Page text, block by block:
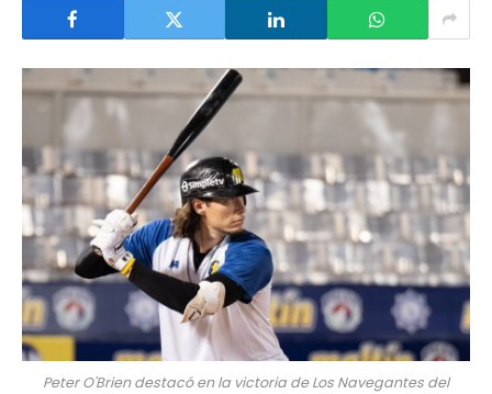
Peter O'Brien destacó en la victoria de Los Navegantes del